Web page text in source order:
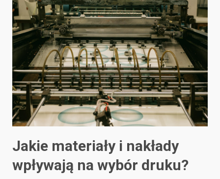
Jakie materiały i nakłady
wpływają na wybór druku?